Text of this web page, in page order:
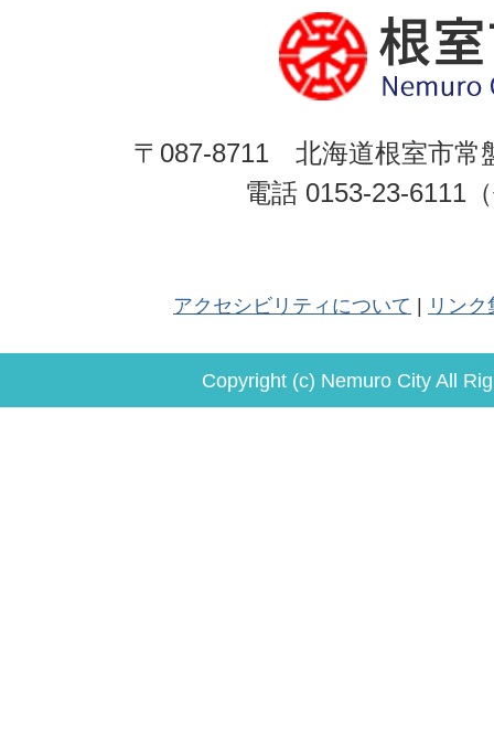
〒087-8711 北海道根室市常
電話 0153-23-6111
アクセシビリティについて リンク
Copyright (c) Nemuro City All